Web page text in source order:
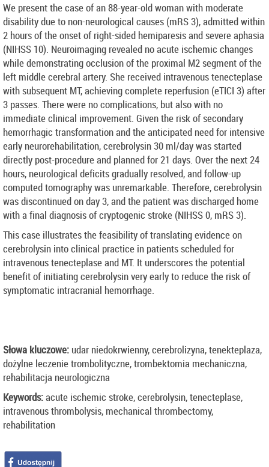
We present the case of an 88-year-old woman with moderate
disability due to non-neurological causes (mRS 3), admitted within
2 hours of the onset of right-sided hemiparesis and severe aphasia
(NIHSS 10). Neuroimaging revealed no acute ischemic changes
while demonstrating occlusion of the proximal M2 segment of the
left middle cerebral artery. She received intravenous tenecteplase
with subsequent MT, achieving complete reperfusion (eTICI 3) after
3 passes. There were no complications, but also with no
immediate clinical improvement. Given the risk of secondary
hemorrhagic transformation and the anticipated need for intensive
early neurorehabilitation, cerebrolysin 30 ml/day was started
directly post-procedure and planned for 21 days. Over the next 24
hours, neurological deficits gradually resolved, and follow-up
computed tomography was unremarkable. Therefore, cerebrolysin
was discontinued on day 3, and the patient was discharged home
with a final diagnosis of cryptogenic stroke (NIHSS 0, mRS 3).
This case illustrates the feasibility of translating evidence on
cerebrolysin into clinical practice in patients scheduled for
intravenous tenecteplase and MT. It underscores the potential
benefit of initiating cerebrolysin very early to reduce the risk of
symptomatic intracranial hemorrhage.
Słowa kluczowe: udar niedokrwienny, cerebrolizyna, tenekteplaza,
dożylne leczenie trombolityczne, trombektomia mechaniczna,
rehabilitacja neurologiczna
Keywords:acute ischemic stroke, cerebrolysin, tenecteplase,
intravenous thrombolysis, mechanical thrombectomy,
rehabilitation